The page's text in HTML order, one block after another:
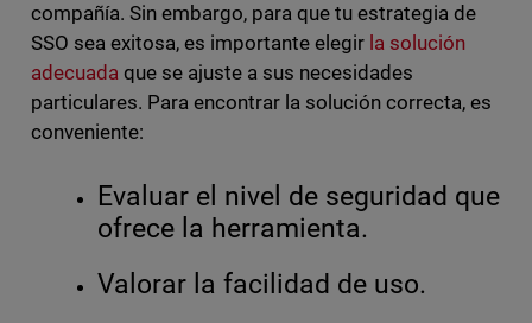
compañía. Sin embargo, para que tu estrategia de
SSO sea exitosa, es importante elegir la solución
adecuadaque se ajuste a sus necesidades
particulares. Para encontrar la solución correcta, es
conveniente:
Evaluar el nivel de seguridad que
ofrece la herramienta.
Valorar la facilidad de uso.